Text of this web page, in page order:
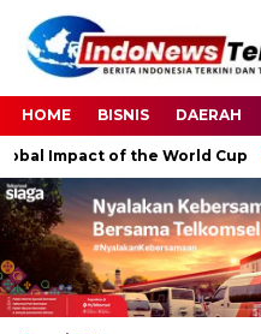
HOME BISNIS DAERAH
of the World Cup